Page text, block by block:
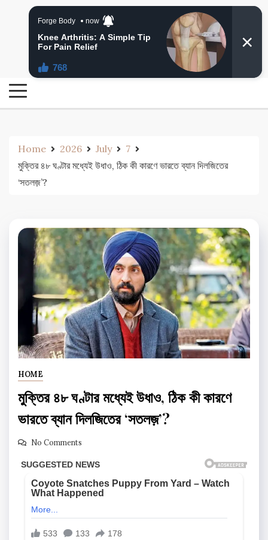
24 Ghanta Bangla News
24 Ghanta Bengali News
Home 2026 July
7
মুক্তির ৪৮ ঘণ্টার মধ্যেই উধাও, ঠিক কী কারণে ভারতে ব্যান দিলজিতের
‘সতলজ়’?
HOME
মুক্তির ৪৮ ঘণ্টার মধ্যেই উধাও, ঠিক কী কারণে
ভারতে ব্যান দিলজিতের ‘সতলজ়’?
No Comments